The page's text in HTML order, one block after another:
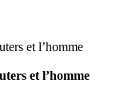
et l’homme